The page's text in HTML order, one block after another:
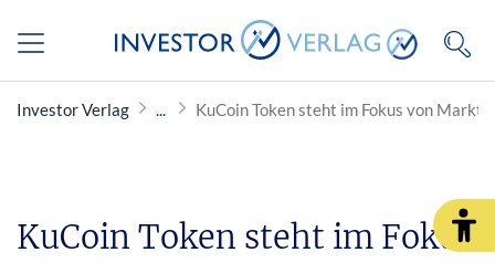
Investor Verlag KuCoin Token steht im Fokus von
KuCoin Token steht im Fokus